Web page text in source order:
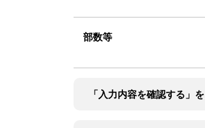
部数等
「入力内容を確認する」